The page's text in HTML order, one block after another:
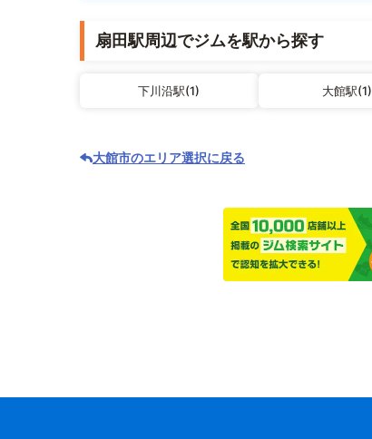
扇田駅周辺でジムを駅から探す
下川沿駅(1) 大館駅(1)
大館市のエリア選択に戻る